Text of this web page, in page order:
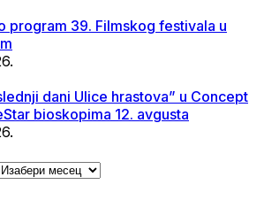
program 39. Filmskog festivala u
dani Ulice hrastova” u Concept
bioskopima 12. avgusta